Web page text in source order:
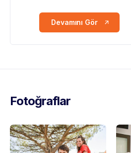
Devamını Gör
Fotoğraflar